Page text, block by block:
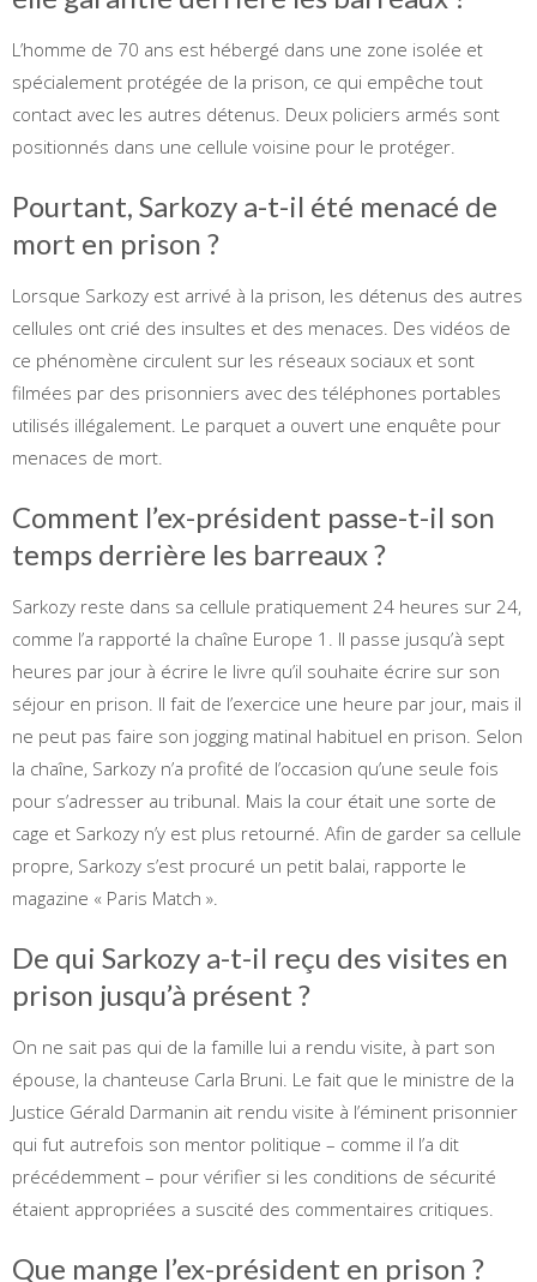
L’homme de 70 ans est hébergé dans une zone isolée et
spécialement protégée de la prison, ce qui empêche tout
contact avec les autres détenus. Deux policiers armés sont
positionnés dans une cellule voisine pour le protéger.
Pourtant, Sarkozy a-t-il été menacé de
mort en prison ?
Lorsque Sarkozy est arrivé à la prison, les détenus des autres
cellules ont crié des insultes et des menaces. Des vidéos de
ce phénomène circulent sur les réseaux sociaux et sont
filmées par des prisonniers avec des téléphones portables
utilisés illégalement. Le parquet a ouvert une enquête pour
menaces de mort.
Comment l’ex-président passe-t-il son
temps derrière les barreaux ?
Sarkozy reste dans sa cellule pratiquement 24 heures sur 24,
comme l’a rapporté la chaîne Europe 1. Il passe jusqu’à sept
heures par jour à écrire le livre qu’il souhaite écrire sur son
séjour en prison. Il fait de l’exercice une heure par jour, mais il
ne peut pas faire son jogging matinal habituel en prison. Selon
la chaîne, Sarkozy n’a profité de l’occasion qu’une seule fois
pour s’adresser au tribunal. Mais la cour était une sorte de
cage et Sarkozy n’y est plus retourné. Afin de garder sa cellule
propre, Sarkozy s’est procuré un petit balai, rapporte le
magazine « Paris Match ».
De qui Sarkozy a-t-il reçu des visites en
prison jusqu’à présent ?
On ne sait pas qui de la famille lui a rendu visite, à part son
épouse, la chanteuse Carla Bruni. Le fait que le ministre de la
Justice Gérald Darmanin ait rendu visite à l’éminent prisonnier
qui fut autrefois son mentor politique – comme il l’a dit
précédemment – pour vérifier si les conditions de sécurité
étaient appropriées a suscité des commentaires critiques.
Que mange l’ex-président en prison ?